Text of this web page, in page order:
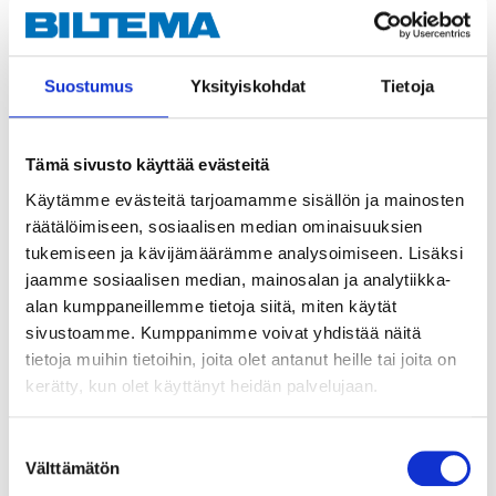
Suostumus Yksityiskohdat Tietoja
Tämä sivusto käyttää evästeitä
Käytämme evästeitä tarjoamamme sisällön ja mainosten
räätälöimiseen, sosiaalisen median ominaisuuksien
tukemiseen ja kävijämäärämme analysoimiseen. Lisäksi
jaamme sosiaalisen median, mainosalan ja analytiikka-
alan kumppaneillemme tietoja siitä, miten käytät
sivustoamme. Kumppanimme voivat yhdistää näitä
tietoja muihin tietoihin, joita olet antanut heille tai joita on
kerätty, kun olet käyttänyt heidän palvelujaan.
valinta
Välttämätön
1 st. vinkelhake
1 st. vattenpass med 3 libeller, 225 mm
2 st. limklämmor
Tänger
1 st. spetstång, 150 mm
1 st. sidavbitare, 150 mm
Innehåller:
9 st. Insexnycklar: 1,5–10 mm
Skruvmejslar